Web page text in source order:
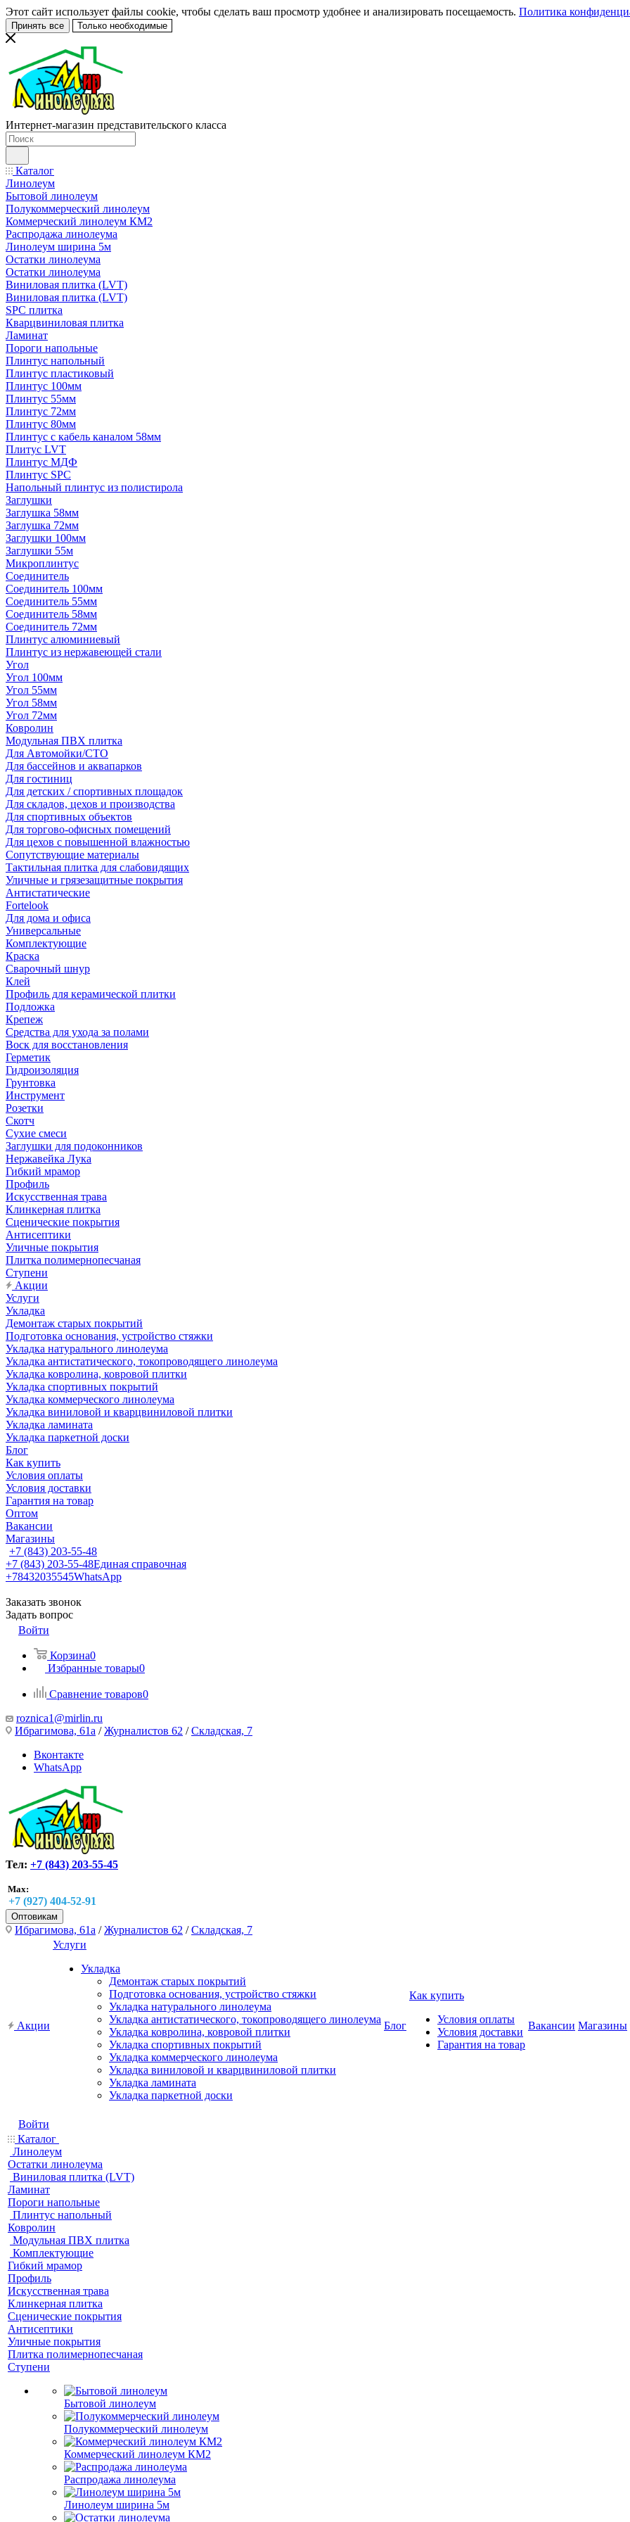
Этот сайт использует файлы cookie, чтобы сделать ваш просмотр удобнее и анализировать посещаемость. Политика
Принять все Только необходимые
Интернет-магазин представительского класса
Каталог
Линолеум
Бытовой линолеум
Полукоммерческий линолеум
Коммерческий линолеум КМ2
Распродажа линолеума
Линолеум ширина 5м
Остатки линолеума
Остатки линолеума
Виниловая плитка (LVT)
Виниловая плитка (LVT)
SPC плитка
Кварцвиниловая плитка
Ламинат
Пороги напольные
Плинтус напольный
Плинтус пластиковый
Плинтус 100мм
Плинтус 55мм
Плинтус 72мм
Плинтус 80мм
Плинтус с кабель каналом 58мм
Плитус LVT
Плинтус МДФ
Плинтус SPC
Напольный плинтус из полистирола
Заглушки
Заглушка 58мм
Заглушка 72мм
Заглушки 100мм
Заглушки 55м
Микроплинтус
Соединитель
Соединитель 100мм
Соединитель 55мм
Соединитель 58мм
Соединитель 72мм
Плинтус алюминиевый
Плинтус из нержавеющей стали
Угол
Угол 100мм
Угол 55мм
Угол 58мм
Угол 72мм
Ковролин
Модульная ПВХ плитка
Для Автомойки/СТО
Для бассейнов и аквапарков
Для гостиниц
Для детских / спортивных площадок
Для складов, цехов и производства
Для спортивных объектов
Для торгово-офисных помещений
Для цехов с повышенной влажностью
Сопутствующие материалы
Тактильная плитка для слабовидящих
Уличные и грязезащитные покрытия
Антистатические
Fortelook
Для дома и офиса
Универсальные
Комплектующие
Краска
Сварочный шнур
Клей
Профиль для керамической плитки
Подложка
Крепеж
Средства для ухода за полами
Воск для восстановления
Герметик
Гидроизоляция
Грунтовка
Инструмент
Розетки
Скотч
Сухие смеси
Заглушки для подоконников
Нержавейка Лука
Гибкий мрамор
Профиль
Искусственная трава
Клинкерная плитка
Сценические покрытия
Антисептики
Уличные покрытия
Плитка полимернопесчаная
Ступени
Акции
Услуги
Укладка
Демонтаж старых покрытий
Подготовка основания, устройство стяжки
Укладка натурального линолеума
Укладка антистатического, токопроводящего линолеума
Укладка ковролина, ковровой плитки
Укладка спортивных покрытий
Укладка коммерческого линолеума
Укладка виниловой и кварцвиниловой плитки
Укладка ламината
Укладка паркетной доски
Блог
Как купить
Условия оплаты
Условия доставки
Гарантия на товар
Оптом
Вакансии
Магазины
+7 (843) 203-55-48
+7 (843) 203-55-48Единая справочная
+78432035545WhatsApp
Заказать звонок
Задать вопрос
Войти
Корзина0
Избранные товары0
Сравнение товаров0
roznica1@mirlin.ru
Ибрагимова, 61а /Журналистов 62 /Складская, 7
Вконтакте
WhatsApp
Тел: +7 (843) 203-55-45
Max:
+7 (927) 404-52-91
Оптовикам
Ибрагимова, 61а /Журналистов 62 /Складская, 7
Акции
Услуги
Укладка
Демонтаж старых покрытий
Подготовка основания, устройство стяжки
Укладка натурального линолеума
Укладка антистатического, токопроводящего линолеума
Укладка ковролина, ковровой плитки
Укладка спортивных покрытий
Укладка коммерческого линолеума
Укладка виниловой и кварцвиниловой плитки
Укладка ламината
Укладка паркетной доски
Блог
Как купить
Условия оплаты
Условия доставки
Гарантия на товар
Вакансии Магазины
Войти
Каталог
Линолеум
Остатки линолеума
Виниловая плитка (LVT)
Ламинат
Пороги напольные
Плинтус напольный
Ковролин
Модульная ПВХ плитка
Комплектующие
Гибкий мрамор
Профиль
Искусственная трава
Клинкерная плитка
Сценические покрытия
Антисептики
Уличные покрытия
Плитка полимернопесчаная
Ступени
Бытовой линолеум
Полукоммерческий линолеум
Коммерческий линолеум КМ2
Распродажа линолеума
Линолеум ширина 5м